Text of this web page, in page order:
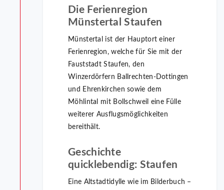
Die Ferienregion
Münstertal Staufen
Münstertal ist der Hauptort einer
Ferienregion, welche für Sie mit der
Fauststadt Staufen, den
Winzerdörfern Ballrechten-Dottingen
und Ehrenkirchen sowie dem
Möhlintal mit Bollschweil eine Fülle
weiterer Ausflugsmöglichkeiten
bereithält.
Geschichte
quicklebendig: Staufen
Eine Altstadtidylle wie im Bilderbuch –